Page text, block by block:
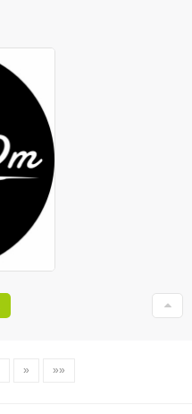
» »»